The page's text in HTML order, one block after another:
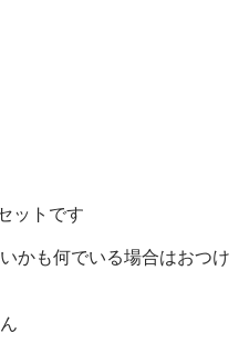
ットです
かも何でいる場合はおつけ